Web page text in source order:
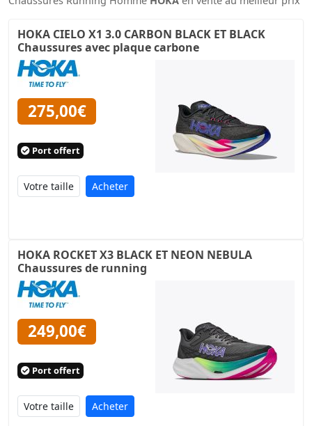
HOKA CIELO X1 3.0 CARBON BLACK ET BLACK
Chaussures avec plaque carbone
275,00€
Port offert
Acheter
HOKA ROCKET X3 BLACK ET NEON NEBULA
Chaussures de running
249,00€
Port offert
Acheter